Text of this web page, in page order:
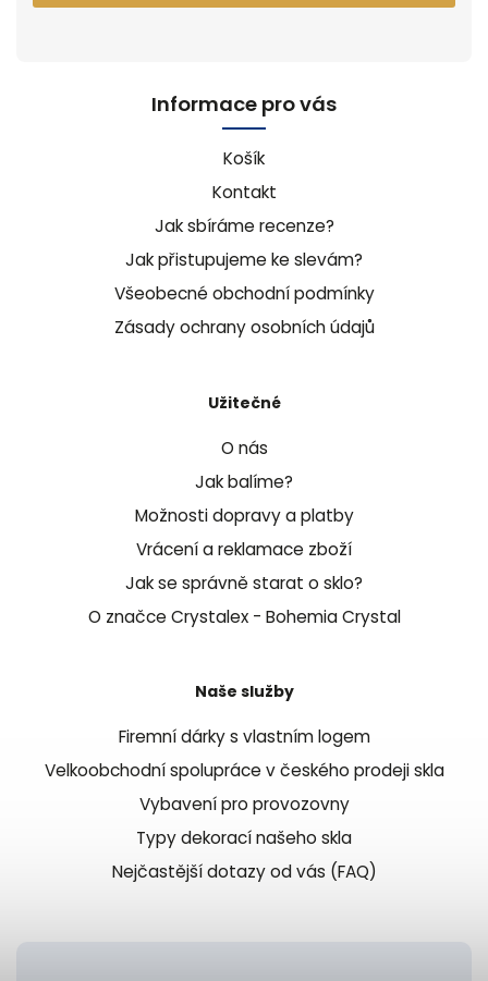
Informace pro vás
Košík
Kontakt
Jak sbíráme recenze?
Jak přistupujeme ke slevám?
Všeobecné obchodní podmínky
Zásady ochrany osobních údajů
Užitečné
O nás
Jak balíme?
Možnosti dopravy a platby
Vrácení a reklamace zboží
Jak se správně starat o sklo?
O značce Crystalex - Bohemia Crystal
Naše služby
Firemní dárky s vlastním logem
Velkoobchodní spolupráce v českého prodeji skla
Vybavení pro provozovny
Typy dekorací našeho skla
Nejčastější dotazy od vás (FAQ)